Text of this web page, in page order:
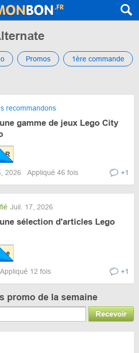
Promos 1ère commande
recommandons
gamme de jeux Lego City
2026 Appliqué 46 fois +1
Juil. 17, 2026
sélection d'articles Lego
Appliqué 12 fois +1
promo de la semaine
Recevoir